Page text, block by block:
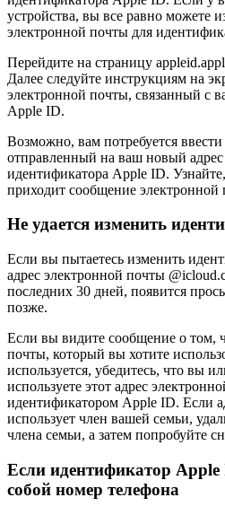
устройства, вы все равно можете
электронной почты для
Перейдите на страницу
Далее следуйте инструкциям на
электронной почты, связанный с
Apple ID.
Возможно, вам потребуется
отправленный на ваш новый
идентификатора Apple ID.
приходит сообщение электронной
Не удается изменить
Если вы пытаетесь изменить
адрес электронной почты
последних 30 дней, появится
позже.
Если вы видите сообщение о том,
почты, который вы хотите
используется, убедитесь, что вы
используете этот адрес
идентификатором Apple ID. Если
использует член вашей семьи,
члена семьи, а затем попробуйте
Если идентификатор Apple
собой номер телефона